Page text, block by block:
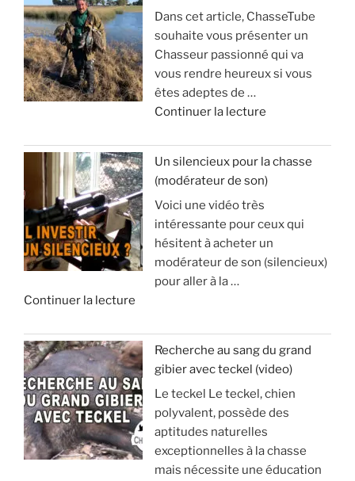
B
a
l
l
e
a
p
o
p
h
y
s
à
v
o
i
r
p
o
Dans cet article, ChasseTube
souhaite vous présenter un
Chasseur passionné qui va
vous rendre heureux si vous
êtes adeptes de …
Continuer la lecture
«
V
y
a
g
s
é
j
o
u
r
d
e
Un silencieux pour la chasse
(modérateur de son)
Voici une vidéo très
intéressante pour ceux qui
hésitent à acheter un
modérateur de son (silencieux)
pour aller à la …
Continuer la lecture
«
U
n
s
i
l
Recherche au sang du grand
gibier avec teckel (video)
Le teckel Le teckel, chien
polyvalent, possède des
aptitudes naturelles
exceptionnelles à la chasse
mais nécessite une éducation